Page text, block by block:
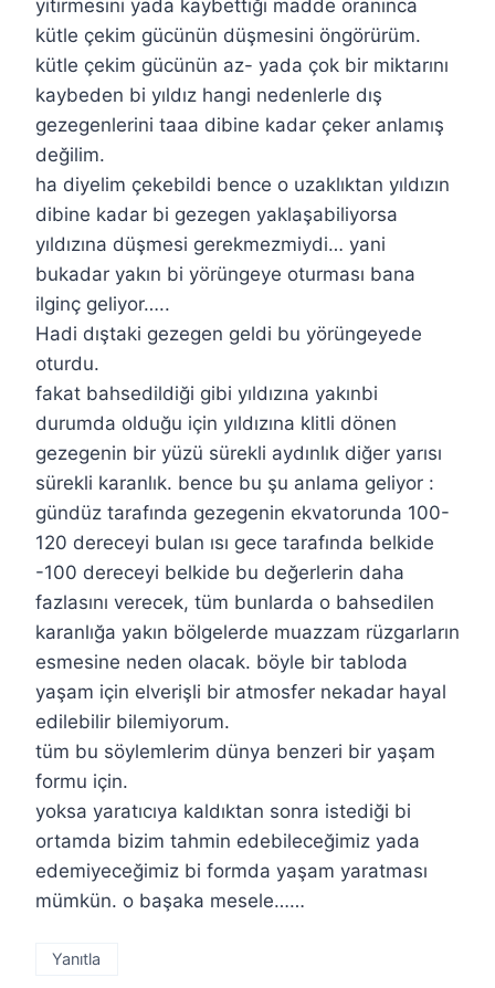
yitirmesini yada kaybettiği madde oranınca
kütle çekim gücünün düşmesini öngörürüm.
kütle çekim gücünün az- yada çok bir miktarını
kaybeden bi yıldız hangi nedenlerle dış
gezegenlerini taaa dibine kadar çeker anlamış
değilim.
ha diyelim çekebildi bence o uzaklıktan yıldızın
dibine kadar bi gezegen yaklaşabiliyorsa
yıldızına düşmesi gerekmezmiydi… yani
bukadar yakın bi yörüngeye oturması bana
ilginç geliyor…..
Hadi dıştaki gezegen geldi bu yörüngeyede
oturdu.
fakat bahsedildiği gibi yıldızına yakınbi
durumda olduğu için yıldızına klitli dönen
gezegenin bir yüzü sürekli aydınlık diğer yarısı
sürekli karanlık. bence bu şu anlama geliyor :
gündüz tarafında gezegenin ekvatorunda 100-
120 dereceyi bulan ısı gece tarafında belkide
-100 dereceyi belkide bu değerlerin daha
fazlasını verecek, tüm bunlarda o bahsedilen
karanlığa yakın bölgelerde muazzam rüzgarların
esmesine neden olacak. böyle bir tabloda
yaşam için elverişli bir atmosfer nekadar hayal
edilebilir bilemiyorum.
tüm bu söylemlerim dünya benzeri bir yaşam
formu için.
yoksa yaratıcıya kaldıktan sonra istediği bi
ortamda bizim tahmin edebileceğimiz yada
edemiyeceğimiz bi formda yaşam yaratması
mümkün. o başaka mesele……
Yanıtla